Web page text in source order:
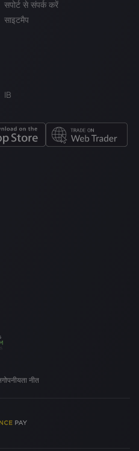
सपोर्ट से संपर्क करें
साइटमैप
IB
गोपनीयता नीत